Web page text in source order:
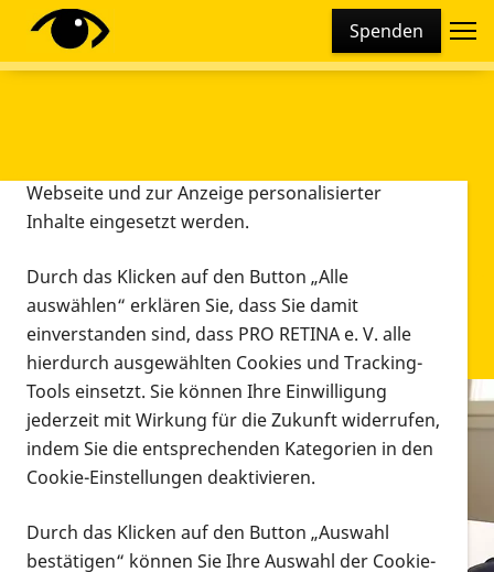
Spenden
Infomaterial
Infomaterial
Vorlesen
Diese Webseite setzt verschiedene Cookies und
Tracking-Tools ein. Dies beinhaltet Cookies und
Webseite und zur Anzeige personalisierter
Inhalte eingesetzt werden.
Durch das Klicken auf den Button „Alle
auswählen“ erklären Sie, dass Sie damit
einverstanden sind, dass PRO RETINA e. V. alle
hierdurch ausgewählten Cookies und Tracking-
Tools einsetzt. Sie können Ihre Einwilligung
jederzeit mit Wirkung für die Zukunft widerrufen,
indem Sie die entsprechenden Kategorien in den
Cookie-Einstellungen deaktivieren.
Durch das Klicken auf den Button „Auswahl
bestätigen“ können Sie Ihre Auswahl der Cookie-